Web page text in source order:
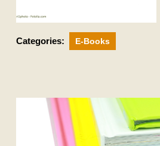
Categories: E-Books